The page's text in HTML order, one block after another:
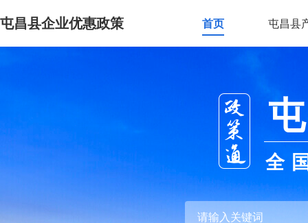
屯昌县企业优惠政策 首页 屯昌县
全